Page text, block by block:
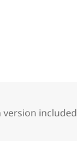
version included